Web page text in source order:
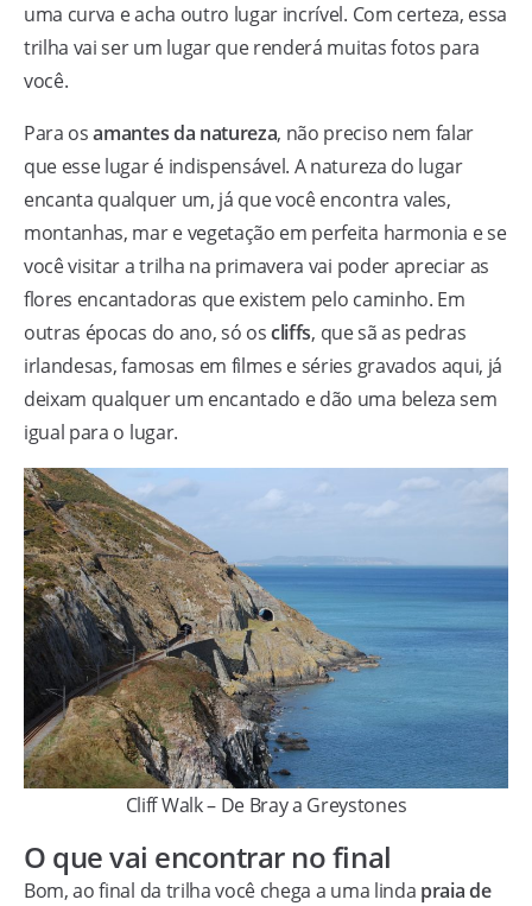
uma curva e acha outro lugar incrível. Com certeza, essa
trilha vai ser um lugar que renderá muitas fotos para
você.
Para osamantes da natureza, não preciso nem falar
que esse lugar é indispensável. A natureza do lugar
encanta qualquer um, já que você encontra vales,
montanhas, mar e vegetação em perfeita harmonia e se
você visitar a trilha na primavera vai poder apreciar as
flores encantadoras que existem pelo caminho. Em
outras épocas do ano, só oscliffs, que sã as pedras
irlandesas, famosas em filmes e séries gravados aqui, já
deixam qualquer um encantado e dão uma beleza sem
igual para o lugar.
Cliff Walk – De Bray a Greystones
O que vai encontrar no final
Bom, ao final da trilha você chega a uma linda praia de